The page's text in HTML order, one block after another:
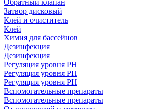
Обратный клапан
Затвор дисковый
Клей и очиститель
Клей
Химия для бассейнов
Дезинфекция
Дезинфекция
Регуляция уровня РН
Регуляция уровня РН
Регуляция уровня PH
Вспомогательные препараты
Вспомогательные препараты